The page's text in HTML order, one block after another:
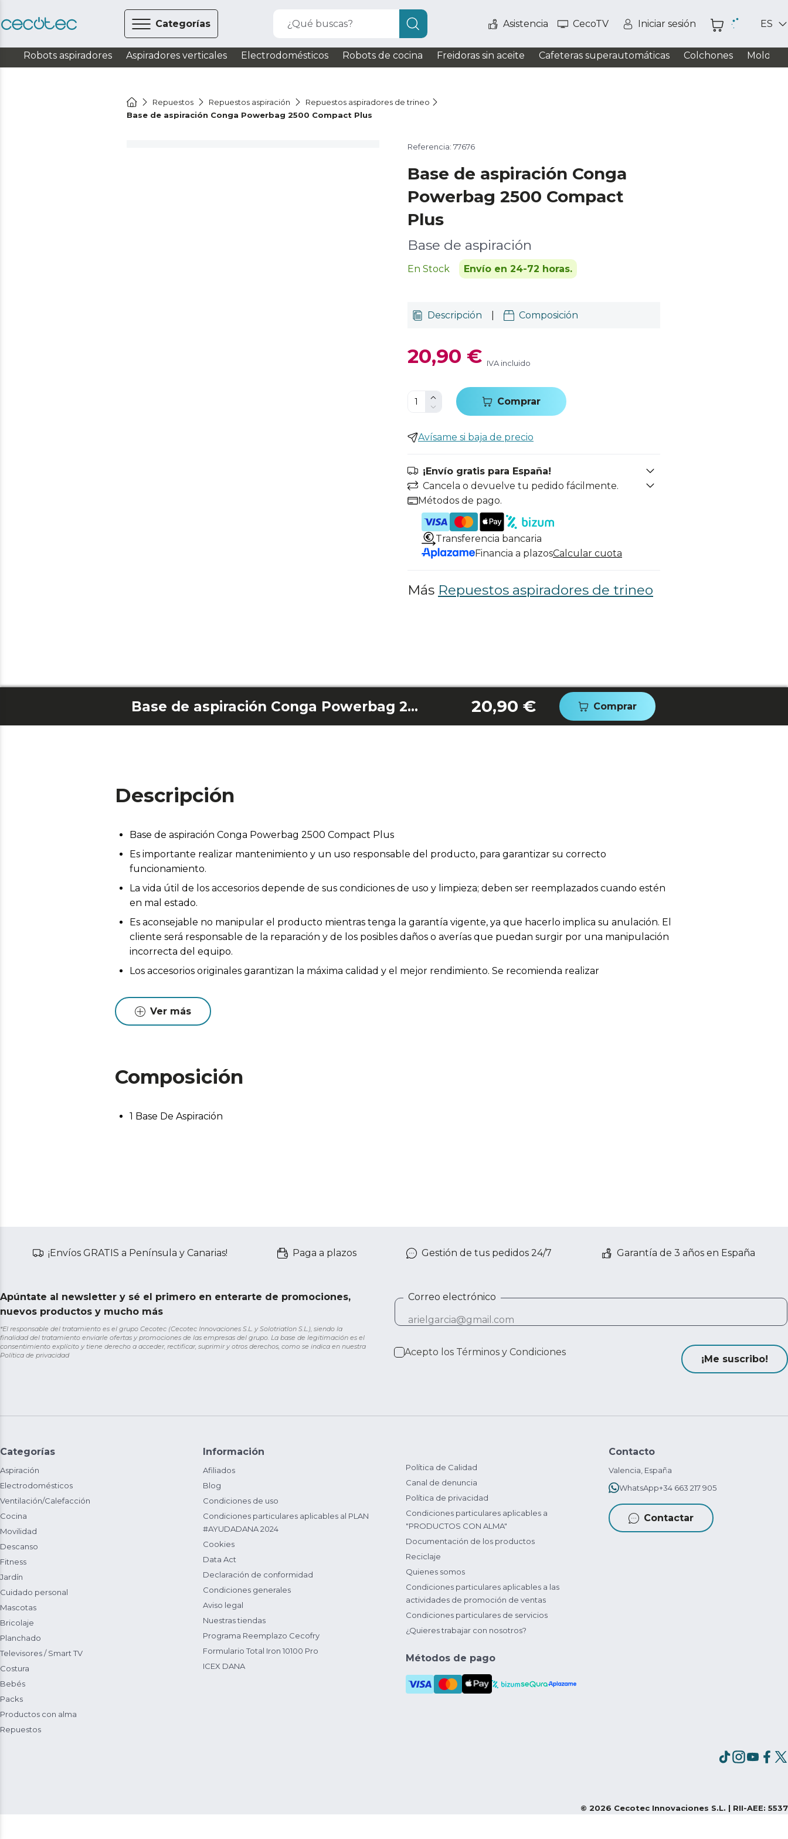
Categorías ¿Qué buscas? Asistencia CecoTV Iniciar sesión ES
Robots aspiradores Aspiradores verticales Electrodomésticos Robots de cocina Freidoras sin aceite Cafeteras superautomáticas Colchones
Repuestos Repuestos aspiración
Repuestos aspiradores de trineo
Base de aspiración Conga Powerbag 2500 Compact Plus
Referencia: 77676
Base de aspiración Conga
Powerbag 2500 Compact
Plus
Base de aspiración
En Stock Envío en 24-72 horas.
Descripción Composición
20,90 € IVA incluido
Comprar
Avísame si baja de precio
¡Envío gratis para España!
Cancela o devuelve tu pedido fácilmente.
Métodos de pago.
Transferencia bancaria
Financia a plazosCalcular cuota
Más Repuestos aspiradores de trineo
Base de aspiración Conga Powerbag 2500 Compact Plus 20,90 € Comprar
Descripción
Base de aspiración Conga Powerbag 2500 Compact Plus
Es importante realizar mantenimiento y un uso responsable del producto, para garantizar su correcto
funcionamiento.
La vida útil de los accesorios depende de sus condiciones de uso y limpieza; deben ser reemplazados cuando estén
en mal estado.
Es aconsejable no manipular el producto mientras tenga la garantía vigente, ya que hacerlo implica su anulación. El
cliente será responsable de la reparación y de los posibles daños o averías que puedan surgir por una manipulación
incorrecta del equipo.
Los accesorios originales garantizan la máxima calidad y el mejor rendimiento. Se recomienda realizar
Ver más
Composición
1 Base De Aspiración
¡Envíos GRATIS a Península y Canarias! Paga a plazos Gestión de tus pedidos 24/7 Garantía de 3 años en España
Apúntate al newsletter y sé el primero en enterarte de promociones,
nuevos productos y mucho más
*El responsable del tratamiento es el grupo Cecotec (Cecotec Innovaciones S.L. y Solotriatlon S.L.), siendo la
finalidad del tratamiento enviarle ofertas y promociones de las empresas del grupo. La base de legitimación es el
consentimiento explícito y tiene derecho a acceder, rectificar, suprimir y otros derechos, como se indica en nuestra
Política de privacidad
Correo electrónico
Acepto los Términos y Condiciones
¡Me suscribo!
Categorías
Aspiración
Electrodomésticos
Ventilación/Calefacción
Cocina
Movilidad
Descanso
Fitness
Jardín
Cuidado personal
Mascotas
Bricolaje
Planchado
Televisores / Smart TV
Costura
Bebés
Packs
Productos con alma
Repuestos
Información
Afiliados
Blog
Condiciones de uso
Condiciones particulares aplicables al PLAN
#AYUDADANA 2024
Cookies
Data Act
Declaración de conformidad
Condiciones generales
Aviso legal
Nuestras tiendas
Programa Reemplazo Cecofry
Formulario Total Iron 10100 Pro
ICEX DANA
Política de Calidad
Canal de denuncia
Política de privacidad
Condiciones particulares aplicables a
"PRODUCTOS CON ALMA"
Documentación de los productos
Reciclaje
Quienes somos
Condiciones particulares aplicables a las
actividades de promoción de ventas
Condiciones particulares de servicios
¿Quieres trabajar con nosotros?
Métodos de pago
Contacto
Valencia, España
WhatsApp+34 663 217 905
Contactar
© 2026 Cecotec Innovaciones S.L. | RII-AEE: 5537